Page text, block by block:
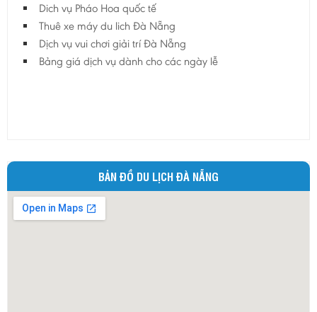
Dich vụ Pháo Hoa quốc tế
Thuê xe máy du lich Đà Nẵng
Dịch vụ vui chơi giải trí Đà Nẵng
Bảng giá dịch vụ dành cho các ngày lễ
BẢN ĐỒ DU LỊCH ĐÀ NẴNG